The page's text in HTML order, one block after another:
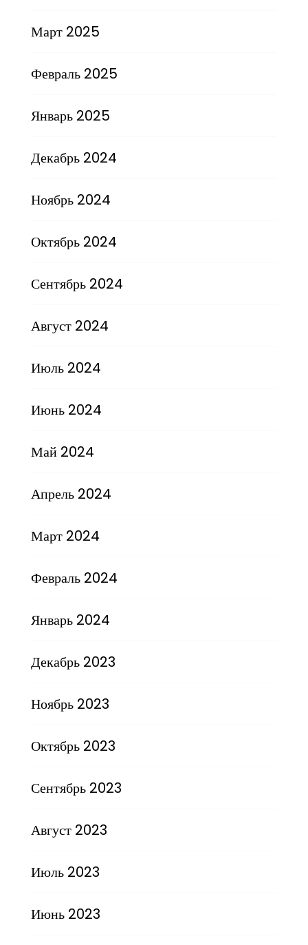
Март 2025
Февраль 2025
Январь 2025
Декабрь 2024
Ноябрь 2024
Октябрь 2024
Сентябрь 2024
Август 2024
Июль 2024
Июнь 2024
Май 2024
Апрель 2024
Март 2024
Февраль 2024
Январь 2024
Декабрь 2023
Ноябрь 2023
Октябрь 2023
Сентябрь 2023
Август 2023
Июль 2023
Июнь 2023